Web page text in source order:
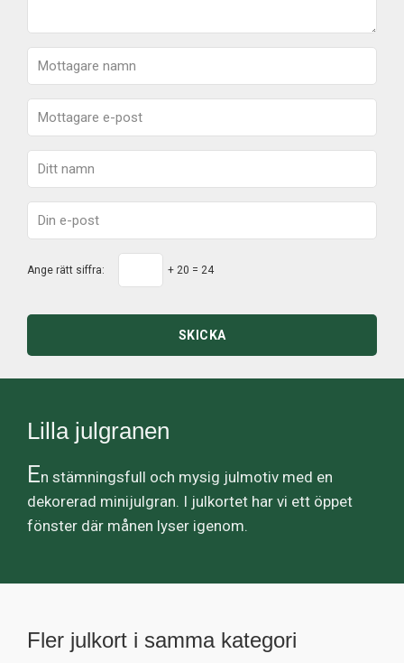
Ange rätt siffra: + 20 = 24
SKICKA
Lilla julgranen
En stämningsfull och mysig julmotiv med en
dekorerad minijulgran. I julkortet har vi ett öppet
fönster där månen lyser igenom.
Fler julkort i samma kategori